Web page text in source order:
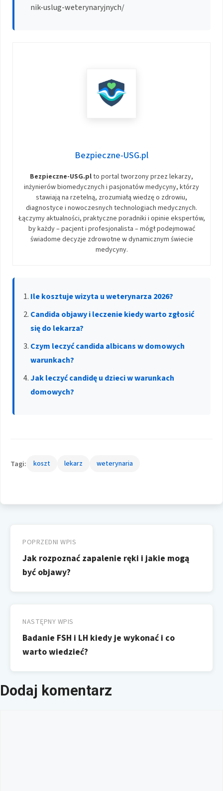
nik-uslug-weterynaryjnych/
Bezpieczne-USG.pl
Bezpieczne-USG.plto portal tworzony przez lekarzy,
inżynierów biomedycznych i pasjonatów medycyny, którzy
stawiają na rzetelną, zrozumiałą wiedzę o zdrowiu,
diagnostyce i nowoczesnych technologiach medycznych.
Łączymy aktualności, praktyczne poradniki i opinie ekspertów,
by każdy – pacjent i profesjonalista – mógł podejmować
świadome decyzje zdrowotne w dynamicznym świecie
medycyny.
Ile kosztuje wizyta u weterynarza 2026?
Candida objawy i leczenie kiedy warto zgłosić
się do lekarza?
Czym leczyć candida albicans w domowych
warunkach?
Jak leczyć candidę u dzieci w warunkach
domowych?
Tagi: koszt lekarz weterynaria
wpisu
POPRZEDNI WPIS
Jak rozpoznać zapalenie ręki i jakie mogą
być objawy?
NASTĘPNY WPIS
Badanie FSH i LH kiedy je wykonać i co
warto wiedzieć?
Dodaj komentarz